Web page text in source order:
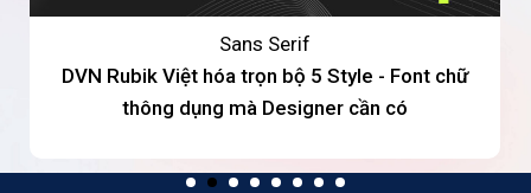
Sans Serif
DVN Rubik Việt hóa trọn bộ 5 Style - Font chữ
thông dụng mà Designer cần có